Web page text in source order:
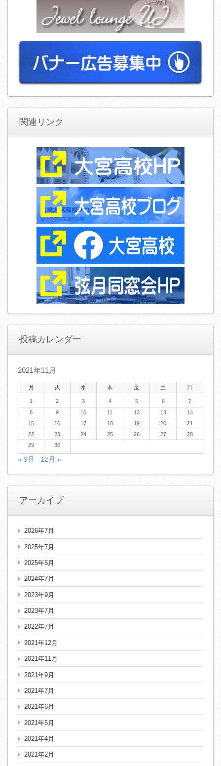
関連リンク
投稿カレンダー
2021年11月
月 火 水 木 金 土 日
1 2 3 4 5 6 7
8 9 10 11 12 13
14
15
16 17 18 19 20
21
22
23 24 25 26 27
28
29
30
« 9月 12月 »
アーカイブ
2026年7月
2025年7月
2025年5月
2024年7月
2023年9月
2023年7月
2022年7月
2021年12月
2021年11月
2021年9月
2021年7月
2021年6月
2021年5月
2021年4月
2021年2月